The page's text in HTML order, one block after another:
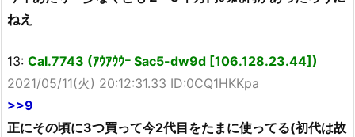
ねえ
13: Cal.7743 (ｱｳｱｳｳｰ Sac5-dw9d [106.128.23.44])
2021/05/11(火) 20:12:31.33 ID:0CQ1HKKpa
>>9
正にその頃に3つ買って今2代目をたまに使ってる(初代は故